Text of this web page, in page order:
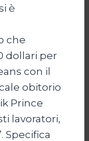
è
che
dollari per
con il
obitorio
Prince
lavoratori,
Specifica